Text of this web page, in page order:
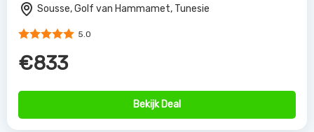
Sousse, Golf van Hammamet, Tunesie
5.0
€833
Bekijk Deal